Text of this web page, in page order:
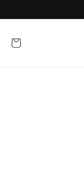
物